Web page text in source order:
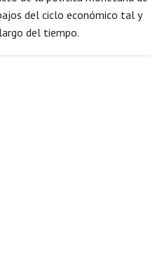
del ciclo económico tal y
del tiempo.